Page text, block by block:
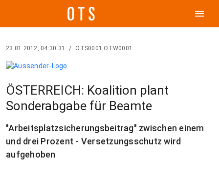
menu
23.01.2012, 04:30:31 / OTS0001 OTW0001
ÖSTERREICH: Koalition plant
Sonderabgabe für Beamte
"Arbeitsplatzsicherungsbeitrag" zwischen einem
und drei Prozent - Versetzungsschutz wird
aufgehoben